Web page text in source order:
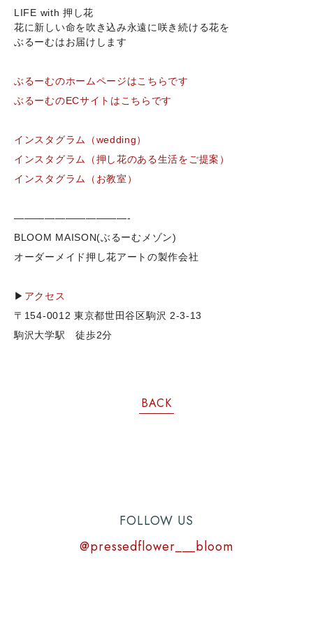
LIFE with 押し花
花に新しい命を吹き込み永遠に咲き続ける花を
ぶるーむはお届けします
ぶるーむのホームページはこちらです
ぶるーむのECサイトはこちらです
インスタグラム（wedding）
インスタグラム（押し花のある生活をご提案）
インスタグラム（お教室）
———————————-
BLOOM MAISON(ぶるーむメゾン)
オーダーメイド押し花アートの製作会社
▶ アクセス
〒154-0012 東京都世田谷区駒沢 2-3-13
駒沢大学駅 徒歩2分
BACK
FOLLOW US
@pressedflower___bloom